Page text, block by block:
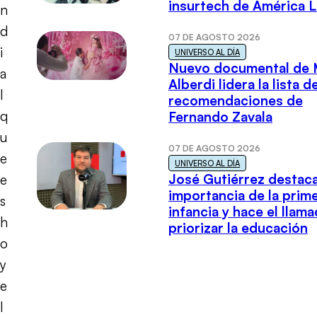
n
d
i
a
l
q
u
e
e
s
h
o
y
e
l
insurtech de América
07 DE AGOSTO 2026
UNIVERSO AL DÍA
Nuevo documental de
Alberdi lidera la lista
recomendaciones de
Fernando Zavala
07 DE AGOSTO 2026
UNIVERSO AL DÍA
José Gutiérrez
importancia de la
infancia y hace el
priorizar la educación